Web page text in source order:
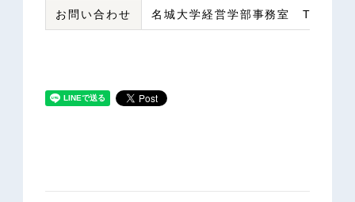
お問い合わせ 名城大学経営学部事務室 TEL：